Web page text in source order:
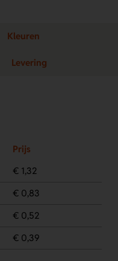
Kleuren
Levering
Prijs
€ 1,32
€ 0,83
€ 0,52
€ 0,39